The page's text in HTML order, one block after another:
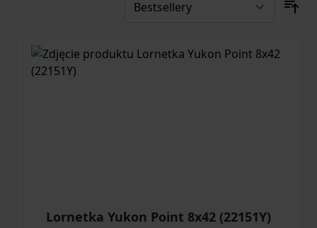
Lornetka Yukon Point 8x42 (22151Y)